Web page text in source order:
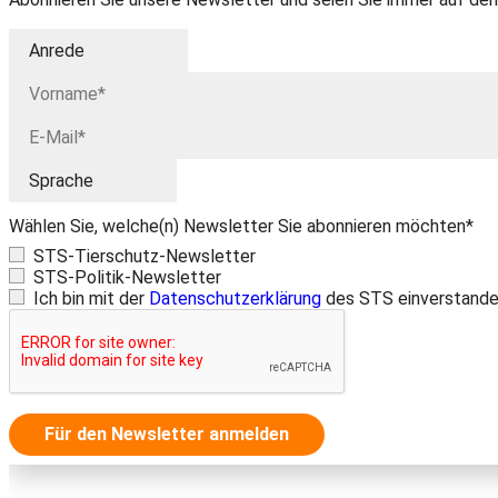
Wählen Sie, welche(n) Newsletter Sie abonnieren möchten*
STS-Tierschutz-Newsletter
STS-Politik-Newsletter
Ich bin mit der Datenschutzerklärung des STS
Für den Newsletter anmelden